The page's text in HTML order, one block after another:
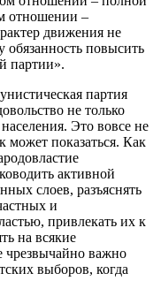
отношении –
движения не
обязанность повысить
партии».
партия
не только
Это вовсе не
может показаться. Как
активной
слоев, разъяснять
и
привлекать их к
на всякие
важно
выборов, когда